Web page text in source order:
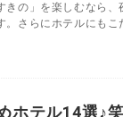
の」を楽しむなら、
。さらにホテルにもこ
ホテル14選♪